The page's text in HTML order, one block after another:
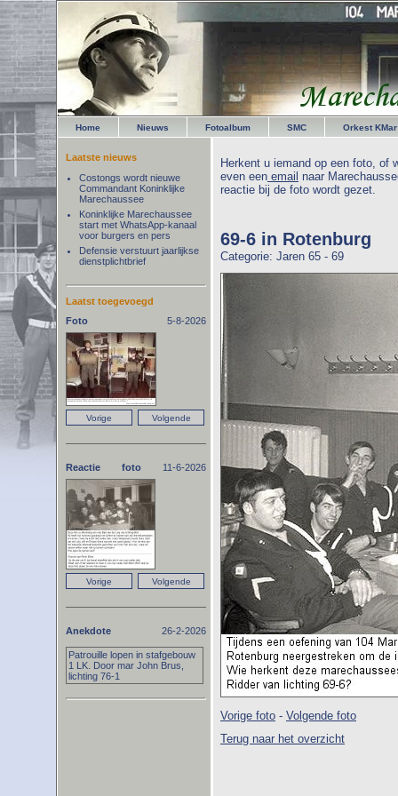
Home Nieuws Fotoalbum SMC Orkest KMar
Herkent u iemand op een foto, of
even een email naar
reactie bij de foto wordt gezet.
69-6 in Rotenburg
Categorie: Jaren 65 - 69
Vorige foto - Volgende foto
Terug naar het overzicht
Laatste nieuws
Costongs wordt nieuwe
Commandant Koninklijke
Marechaussee
Koninklijke Marechaussee
start met WhatsApp-kanaal
voor burgers en pers
Defensie verstuurt jaarlijkse
dienstplichtbrief
Laatst toegevoegd
Foto
5-8-2026
Reactie foto 11-6-2026
Anekdote 26-2-2026
Patrouille lopen in stafgebouw
1 LK. Door mar John Brus,
lichting 76-1